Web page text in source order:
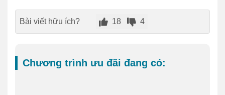
Bài viết hữu ích? 18 4
Chương trình ưu đãi đang có: